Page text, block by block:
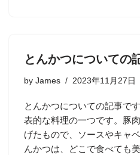
とんかつについての
by James 2023年11月27日
とんかつについての記事で
表的な料理の一つです。豚
げたもので、ソースやキャ
んかつは、どこで食べても